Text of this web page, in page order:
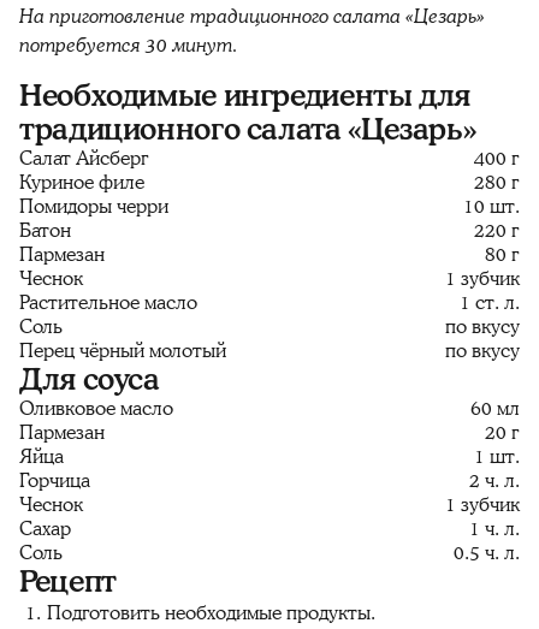
На приготовление традиционного салата «Цезарь»
потребуется 30 минут.
Необходимые ингредиенты для
традиционного салата «Цезарь»
Салат Айсберг
400 г
Куриное филе
280 г
Помидоры черри
10 шт.
Батон
220 г
Пармезан
80 г
Чеснок
1 зубчик
Растительное масло
1 ст. л.
Соль
по вкусу
Перец чёрный молотый
по вкусу
Для соуса
Оливковое масло
60 мл
Пармезан
20 г
Яйца
1 шт.
Горчица
2 ч. л.
Чеснок
1 зубчик
Сахар
1 ч. л.
Соль
0.5 ч. л.
Рецепт
Подготовить необходимые продукты.